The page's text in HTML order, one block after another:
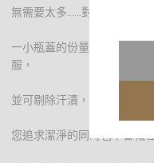
無需要太多……對於100％阿
一小瓶蓋的份量足以清潔一
服，
並可剔除汗漬，番茄醬和巧
您追求潔淨的同時也不會犧